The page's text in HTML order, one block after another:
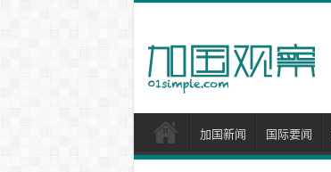
加国新闻 国际要闻